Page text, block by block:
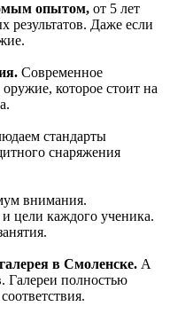
опытом, от 5 лет
результатов. Даже если
Современное
которое стоит на
стандарты
снаряжения
внимания.
цели каждого ученика.
в Смоленске. А
Галереи полностью